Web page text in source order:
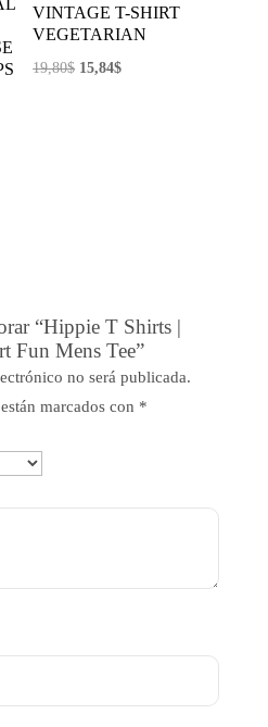
VINTAGE T-SHIRT
VEGETARIAN
19,80$ El
15,84$El
“Hippie T Shirts |
Fun Mens Tee”
no será publicada.
marcados con *